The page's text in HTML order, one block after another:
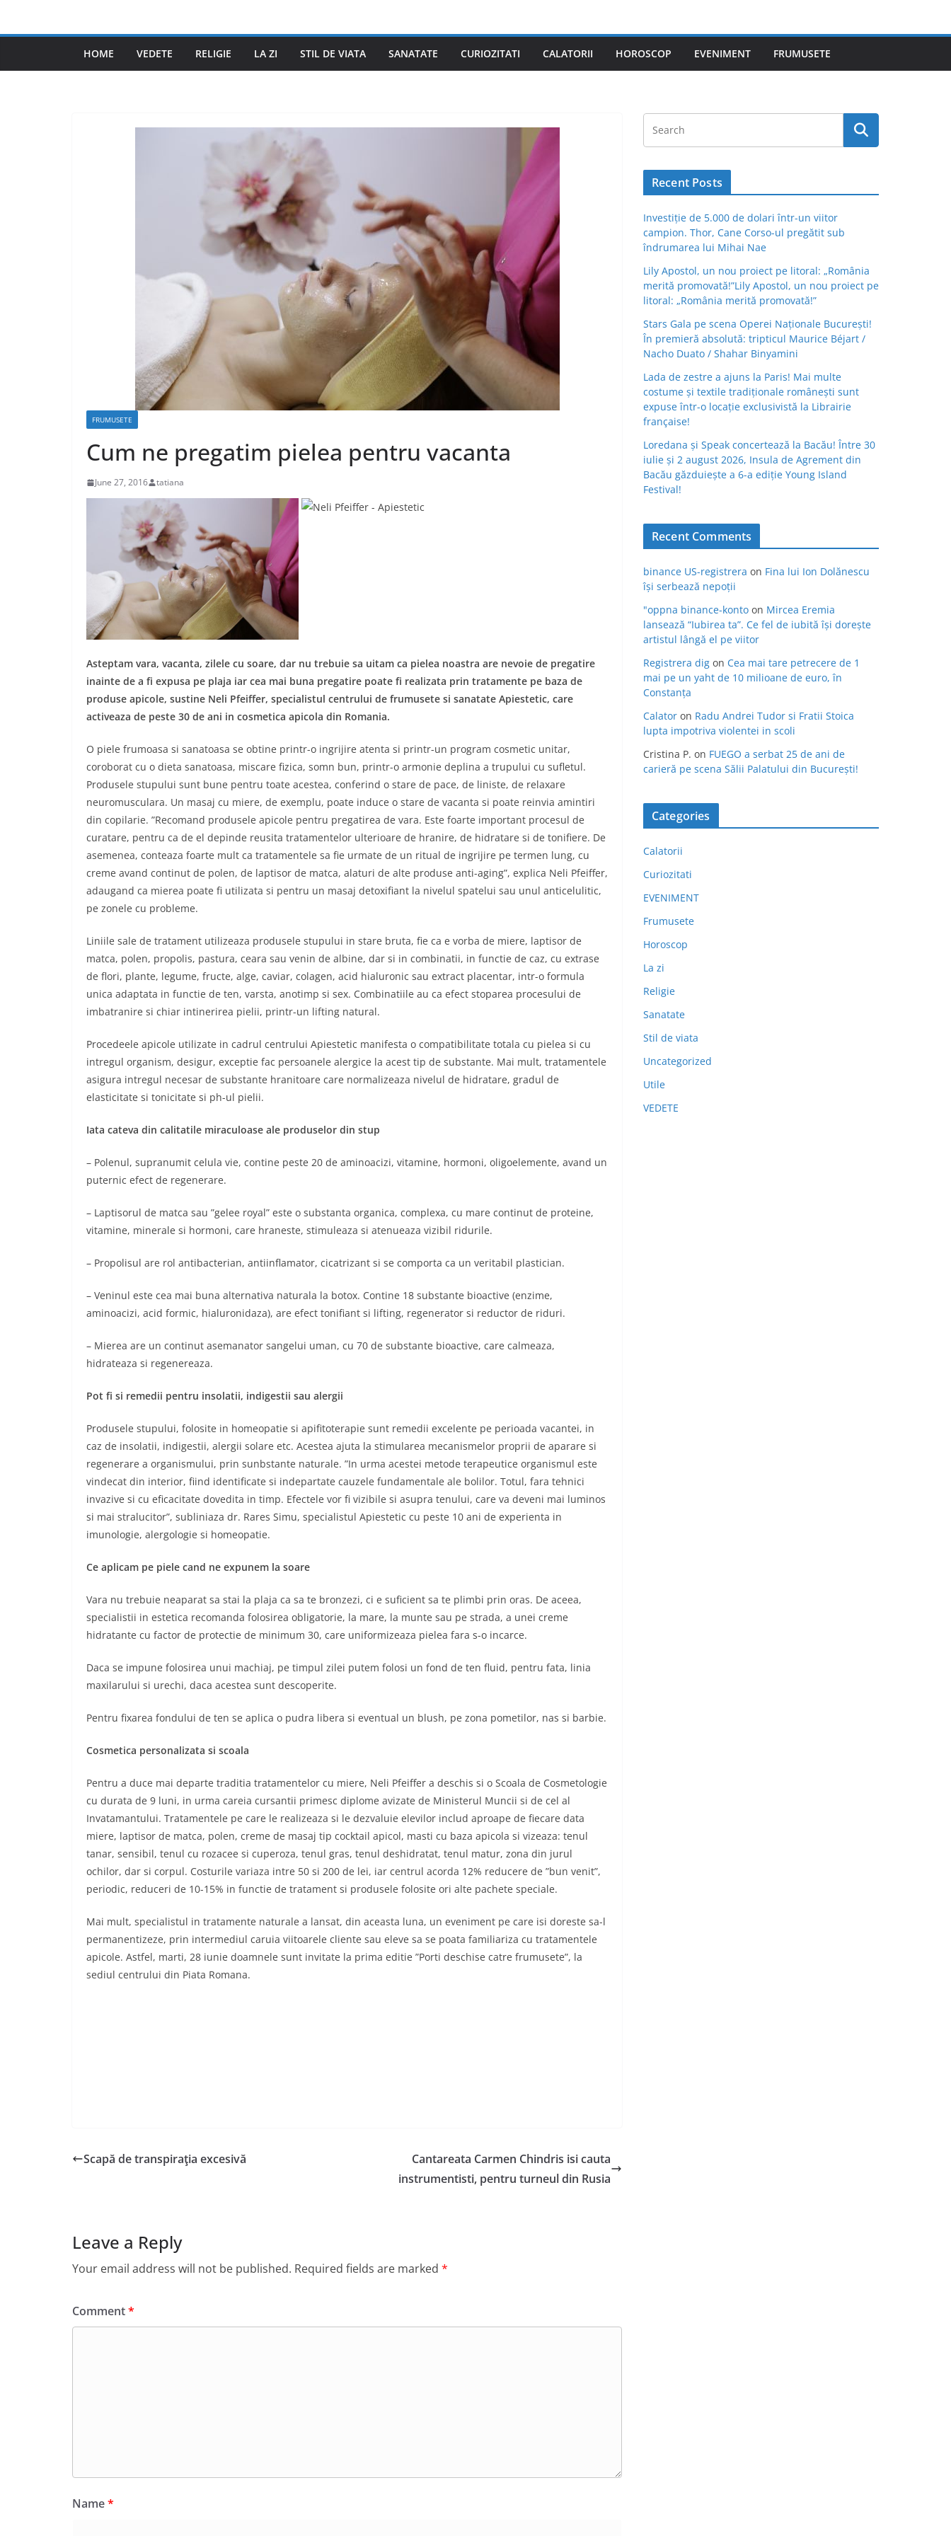
HOME VEDETE RELIGIE LA ZI STIL DE VIATA SANATATE CURIOZITATI CALATORII HOROSCOP EVENIMENT FRUMUSETE
FRUMUSETE
Cum ne pregatim pielea pentru vacanta
June 27, 2016 tatiana
Asteptam vara, vacanta, zilele cu soare, dar nu trebuie sa uitam ca pielea noastra are nevoie de pregatire
inainte de a fi expusa pe plaja iar cea mai buna pregatire poate fi realizata prin tratamente pe baza de
produse apicole, sustine Neli Pfeiffer, specialistul centrului de frumusete si sanatate Apiestetic, care
activeaza de peste 30 de ani in cosmetica apicola din Romania.
O piele frumoasa si sanatoasa se obtine printr-o ingrijire atenta si printr-un program cosmetic unitar,
coroborat cu o dieta sanatoasa, miscare fizica, somn bun, printr-o armonie deplina a trupului cu sufletul.
Produsele stupului sunt bune pentru toate acestea, conferind o stare de pace, de liniste, de relaxare
neuromusculara. Un masaj cu miere, de exemplu, poate induce o stare de vacanta si poate reinvia amintiri
din copilarie. ”Recomand produsele apicole pentru pregatirea de vara. Este foarte important procesul de
curatare, pentru ca de el depinde reusita tratamentelor ulterioare de hranire, de hidratare si de tonifiere. De
asemenea, conteaza foarte mult ca tratamentele sa fie urmate de un ritual de ingrijire pe termen lung, cu
creme avand continut de polen, de laptisor de matca, alaturi de alte produse anti-aging”, explica Neli Pfeiffer,
adaugand ca mierea poate fi utilizata si pentru un masaj detoxifiant la nivelul spatelui sau unul anticelulitic,
pe zonele cu probleme.
Liniile sale de tratament utilizeaza produsele stupului in stare bruta, fie ca e vorba de miere, laptisor de
matca, polen, propolis, pastura, ceara sau venin de albine, dar si in combinatii, in functie de caz, cu extrase
de flori, plante, legume, fructe, alge, caviar, colagen, acid hialuronic sau extract placentar, intr-o formula
unica adaptata in functie de ten, varsta, anotimp si sex. Combinatiile au ca efect stoparea procesului de
imbatranire si chiar intinerirea pielii, printr-un lifting natural.
Procedeele apicole utilizate in cadrul centrului Apiestetic manifesta o compatibilitate totala cu pielea si cu
intregul organism, desigur, exceptie fac persoanele alergice la acest tip de substante. Mai mult, tratamentele
asigura intregul necesar de substante hranitoare care normalizeaza nivelul de hidratare, gradul de
elasticitate si tonicitate si ph-ul pielii.
Iata cateva din calitatile miraculoase ale produselor din stup
– Polenul, supranumit celula vie, contine peste 20 de aminoacizi, vitamine, hormoni, oligoelemente, avand un
puternic efect de regenerare.
– Laptisorul de matca sau ”gelee royal” este o substanta organica, complexa, cu mare continut de proteine,
vitamine, minerale si hormoni, care hraneste, stimuleaza si atenueaza vizibil ridurile.
– Propolisul are rol antibacterian, antiinflamator, cicatrizant si se comporta ca un veritabil plastician.
– Veninul este cea mai buna alternativa naturala la botox. Contine 18 substante bioactive (enzime,
aminoacizi, acid formic, hialuronidaza), are efect tonifiant si lifting, regenerator si reductor de riduri.
– Mierea are un continut asemanator sangelui uman, cu 70 de substante bioactive, care calmeaza,
hidrateaza si regenereaza.
Pot fi si remedii pentru insolatii, indigestii sau alergii
Produsele stupului, folosite in homeopatie si apifitoterapie sunt remedii excelente pe perioada vacantei, in
caz de insolatii, indigestii, alergii solare etc. Acestea ajuta la stimularea mecanismelor proprii de aparare si
regenerare a organismului, prin sunbstante naturale. ”In urma acestei metode terapeutice organismul este
vindecat din interior, fiind identificate si indepartate cauzele fundamentale ale bolilor. Totul, fara tehnici
invazive si cu eficacitate dovedita in timp. Efectele vor fi vizibile si asupra tenului, care va deveni mai luminos
si mai stralucitor”, subliniaza dr. Rares Simu, specialistul Apiestetic cu peste 10 ani de experienta in
imunologie, alergologie si homeopatie.
Ce aplicam pe piele cand ne expunem la soare
Vara nu trebuie neaparat sa stai la plaja ca sa te bronzezi, ci e suficient sa te plimbi prin oras. De aceea,
specialistii in estetica recomanda folosirea obligatorie, la mare, la munte sau pe strada, a unei creme
hidratante cu factor de protectie de minimum 30, care uniformizeaza pielea fara s-o incarce.
Daca se impune folosirea unui machiaj, pe timpul zilei putem folosi un fond de ten fluid, pentru fata, linia
maxilarului si urechi, daca acestea sunt descoperite.
Pentru fixarea fondului de ten se aplica o pudra libera si eventual un blush, pe zona pometilor, nas si barbie.
Cosmetica personalizata si scoala
Pentru a duce mai departe traditia tratamentelor cu miere, Neli Pfeiffer a deschis si o Scoala de Cosmetologie
cu durata de 9 luni, in urma careia cursantii primesc diplome avizate de Ministerul Muncii si de cel al
Invatamantului. Tratamentele pe care le realizeaza si le dezvaluie elevilor includ aproape de fiecare data
miere, laptisor de matca, polen, creme de masaj tip cocktail apicol, masti cu baza apicola si vizeaza: tenul
tanar, sensibil, tenul cu rozacee si cuperoza, tenul gras, tenul deshidratat, tenul matur, zona din jurul
ochilor, dar si corpul. Costurile variaza intre 50 si 200 de lei, iar centrul acorda 12% reducere de ”bun venit”,
periodic, reduceri de 10-15% in functie de tratament si produsele folosite ori alte pachete speciale.
Mai mult, specialistul in tratamente naturale a lansat, din aceasta luna, un eveniment pe care isi doreste sa-l
permanentizeze, prin intermediul caruia viitoarele cliente sau eleve sa se poata familiariza cu tratamentele
apicole. Astfel, marti, 28 iunie doamnele sunt invitate la prima editie ”Porti deschise catre frumusete”, la
sediul centrului din Piata Romana.
Scapă de transpiraţia excesivă
Cantareata Carmen Chindris isi cauta
instrumentisti, pentru turneul din Rusia
Leave a Reply
Your email address will not be published. Required fields are marked *
Comment*
Name*
Recent Posts
Investiție de 5.000 de dolari într-un viitor
campion. Thor, Cane Corso-ul pregătit sub
îndrumarea lui Mihai Nae
Lily Apostol, un nou proiect pe litoral: „România
merită promovată!”Lily Apostol, un nou proiect pe
litoral: „România merită promovată!”
Stars Gala pe scena Operei Naționale București!
În premieră absolută: tripticul Maurice Béjart /
Nacho Duato / Shahar Binyamini
Lada de zestre a ajuns la Paris! Mai multe
costume și textile tradiționale românești sunt
expuse într-o locație exclusivistă la Librairie
française!
Loredana și Speak concertează la Bacău! Între 30
iulie și 2 august 2026, Insula de Agrement din
Bacău găzduiește a 6-a ediție Young Island
Festival!
Recent Comments
binance US-registrera on Fina lui Ion Dolănescu
își serbează nepoții
"oppna binance-konto on Mircea Eremia
lansează “Iubirea ta”. Ce fel de iubită își dorește
artistul lângă el pe viitor
Registrera dig on Cea mai tare petrecere de 1
mai pe un yaht de 10 milioane de euro, în
Constanța
Calator on Radu Andrei Tudor si Fratii Stoica
lupta impotriva violentei in scoli
Cristina P. on FUEGO a serbat 25 de ani de
carieră pe scena Sălii Palatului din București!
Categories
Calatorii
Curiozitati
EVENIMENT
Frumusete
Horoscop
La zi
Religie
Sanatate
Stil de viata
Uncategorized
Utile
VEDETE